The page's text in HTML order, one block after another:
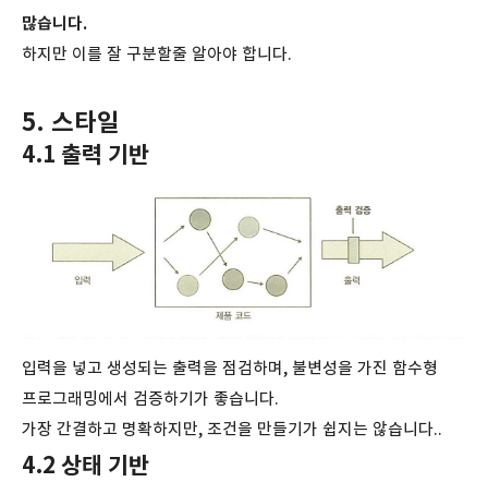
많습니다.
하지만 이를 잘 구분할줄 알아야 합니다.
5. 스타일
4.1 출력 기반
입력을 넣고 생성되는 출력을 점검하며, 불변성을 가진 함수형
프로그래밍에서 검증하기가 좋습니다.
가장 간결하고 명확하지만, 조건을 만들기가 쉽지는 않습니다..
4.2 상태 기반